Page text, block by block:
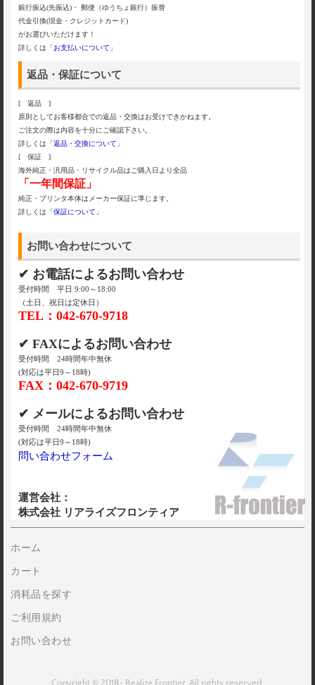
銀行振込(先振込)・ 郵便（ゆうちょ銀行）振替
代金引換(現金・クレジットカード)
がお選びいただけます！
詳しくは「お支払いについて 」
返品・保証について
[ 返品 ]
原則としてお客様都合での返品・交換はお受けできかねます。
ご注文の際は内容を十分にご確認下さい。
詳しくは「返品・交換について 」
[ 保証 ]
海外純正・汎用品・リサイクル品はご購入日より全品
「一年間保証」
純正・プリンタ本体はメーカー保証に準じます。
詳しくは「保証について 」
お問い合わせについて
✔ お電話によるお問い合わせ
受付時間 平日 9:00～18:00
（土日、祝日は定休日）
TEL：042-670-9718
✔ FAXによるお問い合わせ
受付時間 24時間年中無休
(対応は平日9～18時)
FAX：042-670-9719
✔ メールによるお問い合わせ
受付時間 24時間年中無休
(対応は平日9～18時)
問い合わせフォーム
運営会社：
株式会社 リアライズフロンティア
ホーム
カート
消耗品を探す
ご利用規約
お問い合わせ
Copyright © 2018- Realize Frontier. All rights reserved.